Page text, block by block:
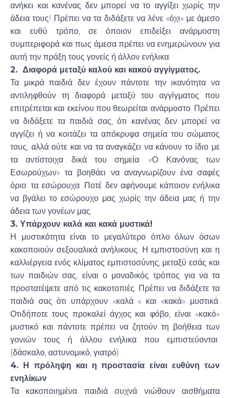
ανήκει και κανένας δεν μπορεί να το αγγίξει χωρίς την
άδεια τους! Πρέπει να τα διδάξετε να λένε «όχι» με άμεσο
και ευθύ τρόπο, σε όποιον επιδείξει ανάρμοστη
συμπεριφορά και πως άμεσα πρέπει να ενημερώνουν για
αυτή την πράξη τους γονείς ή άλλον ενήλικα.
2. Διαφορά μεταξύ καλού και κακού αγγίγματος.
Τα μικρά παιδιά δεν έχουν πάντοτε την ικανότητα να
αντιληφθούν τη διαφορά μεταξύ του αγγίγματος που
επιτρέπεται και εκείνου που θεωρείται ανάρμοστο. Πρέπει
να διδάξετε τα παιδιά σας, ότι κανένας δεν μπορεί να
αγγίζει ή να κοιτάζει τα απόκρυφα σημεία του σώματος
τους, αλλά ούτε και να τα αναγκάζει να κάνουν το ίδιο με
τα αντίστοιχα δικά του σημεία. «Ο Κανόνας των
Εσωρούχων» τα βοηθάει να αναγνωρίζουν ένα σαφές
όριο: τα εσώρουχα. Ποτέ δεν αφήνουμε κάποιον ενήλικα
να βγάλει το εσώρουχο μας χωρίς την άδεια μας ή την
άδεια των γονέων μας.
3. Υπάρχουν καλά και κακά μυστικά!
Η μυστικότητα είναι το μεγαλύτερο όπλο όλων όσων
κακοποιούν σεξουαλικά ανήλικους. Η εμπιστοσύνη και η
καλλιέργεια ενός κλίματος εμπιστοσύνης, μεταξύ εσάς και
των παιδιών σας, είναι ο μοναδικός τρόπος για να τα
προστατέψετε από τις κακοτοπιές. Πρέπει να διδάξετε τα
παιδιά σας ότι υπάρχουν «καλά « και «κακά» μυστικά.
Οτιδήποτε τους προκαλεί άγχος και φόβο, είναι «κακό»
μυστικό και πάντοτε πρέπει να ζητούν τη βοήθεια των
γονιών τους ή άλλου ενήλικα που εμπιστεύονται
(δάσκαλο, αστυνομικό, γιατρό).
4. Η πρόληψη και η προστασία είναι ευθύνη των
ενηλίκων
Τα κακοποιημένα παιδιά συχνά νιώθουν αισθήματα